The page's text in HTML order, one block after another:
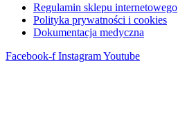
Regulamin sklepu internetowego
Polityka prywatności i cookies
Dokumentacja medyczna
Facebook-f InstagramYoutube